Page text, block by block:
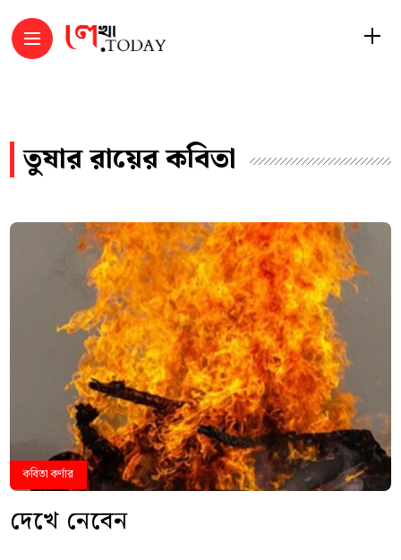
তুষার রায়ের কবিতা
কবিতা কর্ণার
দেখে নেবেন